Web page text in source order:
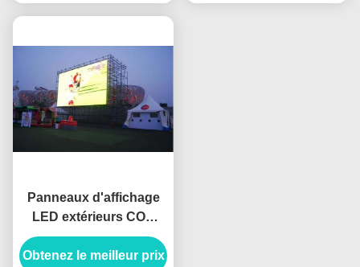
Panneaux d'affichage
LED extérieurs COB
P2.5 6500 Haute
luminosité IP65
Obtenez le meilleur prix